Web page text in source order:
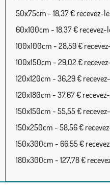
50x75cm - 18,37 € recevez-
60x100cm - 18,37 € recevez-
100x100cm - 28,59 €
100x150cm - 29,02 €
120x120cm - 36,29 €
120x180cm - 37,67 €
150x150cm - 55,55 €
150x250cm - 58,56 €
150x300cm - 66,55 €
180x300cm - 127,78 €